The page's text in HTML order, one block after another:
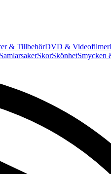
& TillbehörDVD & Videofilmer
SkorSkönhetSmycken